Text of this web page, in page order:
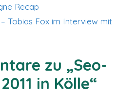
Recap
Tobias Fox im Interview mit
zu „Seo-
in Kölle“